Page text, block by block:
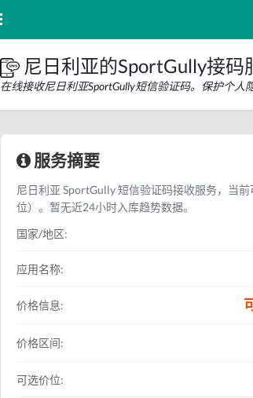
尼日利亚的SportGully接码
在线接收尼日利亚SportGully短信验证码。保护个人
服务摘要
尼日利亚 SportGully 短信验证码接收服务，当
位）。暂无近24小时入库趋势数据。
国家/地区:
应用名称:
价格信息:
价格区间:
可选价位: